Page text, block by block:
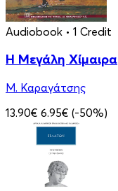
Audiobook • 1 Credit
Η Μεγάλη Χίμαιρα
Μ. Καραγάτσης
13.90€ 6.95€ (-50%)